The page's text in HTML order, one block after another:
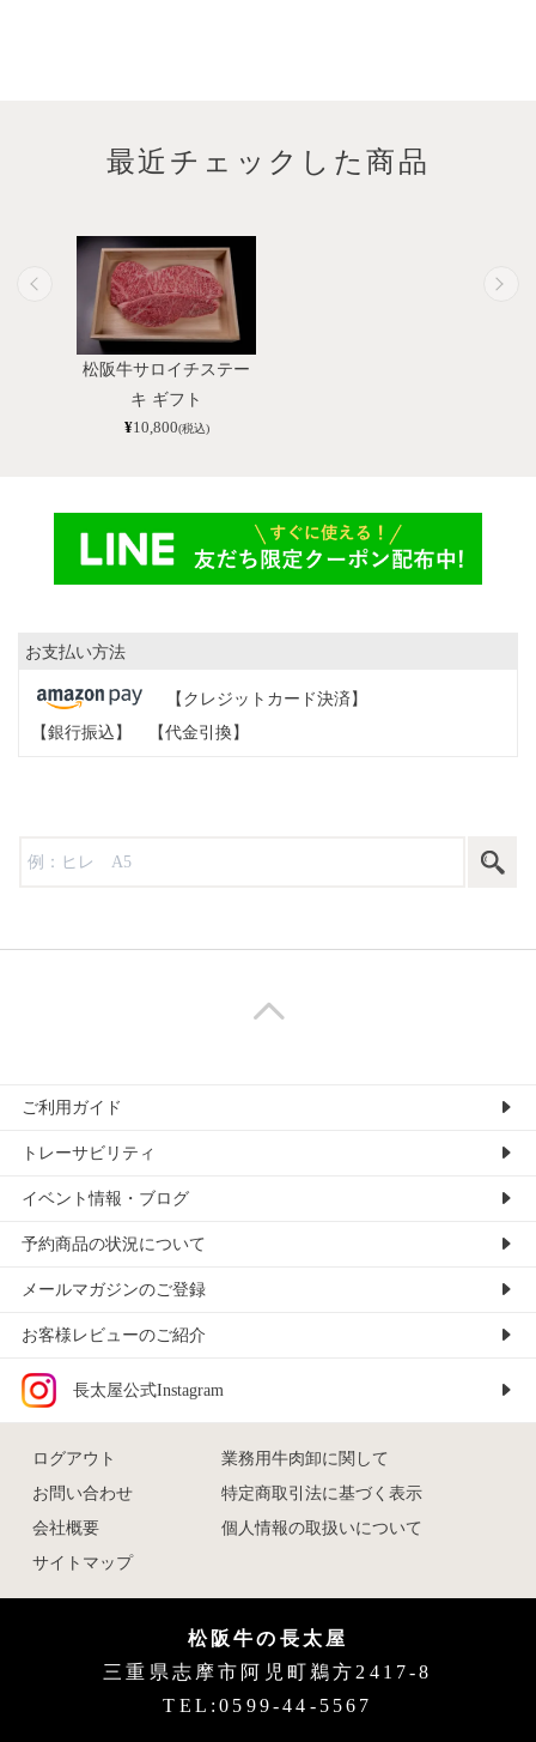
最近チェックした商品
松阪牛サロイチステー
キ ギフト
¥10,800(税込)
お支払い方法
【クレジットカード決済】
【銀行振込】
【代金引換】
ご利用ガイド
トレーサビリティ
イベント情報・ブログ
予約商品の状況について
メールマガジンのご登録
お客様レビューのご紹介
長太屋公式Instagram
ログアウト
業務用牛肉卸に関して
お問い合わせ
特定商取引法に基づく表示
会社概要
個人情報の取扱いについて
サイトマップ
松阪牛の長太屋
三重県志摩市阿児町鵜方2417-8
TEL:0599-44-5567